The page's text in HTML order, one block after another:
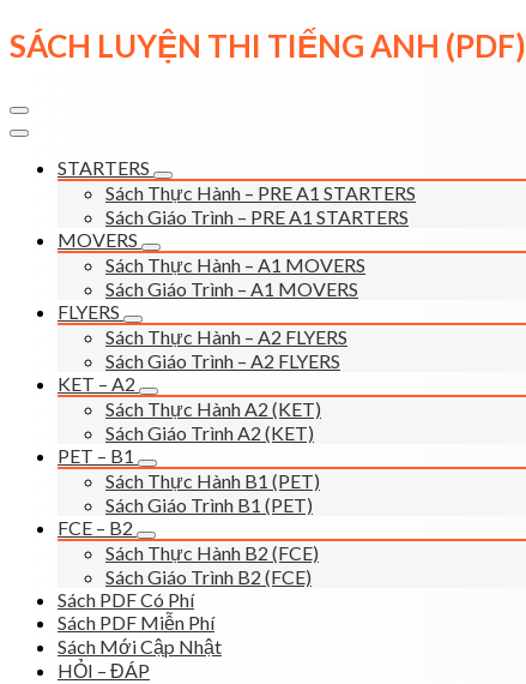
Skip
to
SÁCH LUYỆN THI TIẾNG ANH (PDF)
STARTERS
Sách Thực Hành – PRE A1 STARTERS
Sách Giáo Trình – PRE A1 STARTERS
MOVERS
Sách Thực Hành – A1 MOVERS
Sách Giáo Trình – A1 MOVERS
FLYERS
Sách Thực Hành – A2 FLYERS
Sách Giáo Trình – A2 FLYERS
KET – A2
Sách Thực Hành A2 (KET)
Sách Giáo Trình A2 (KET)
PET – B1
Sách Thực Hành B1 (PET)
Sách Giáo Trình B1 (PET)
FCE – B2
Sách Thực Hành B2 (FCE)
Sách Giáo Trình B2 (FCE)
Sách PDF Có Phí
Sách PDF Miễn Phí
Sách Mới Cập Nhật
HỎI – ĐÁP